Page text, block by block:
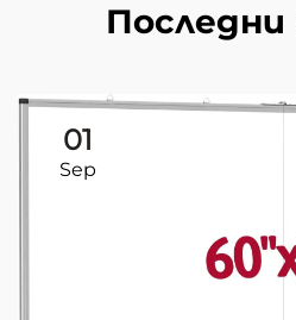
Последни
01
Sep